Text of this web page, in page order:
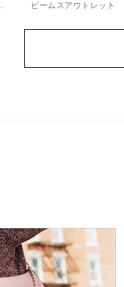
ビームスアウトレット